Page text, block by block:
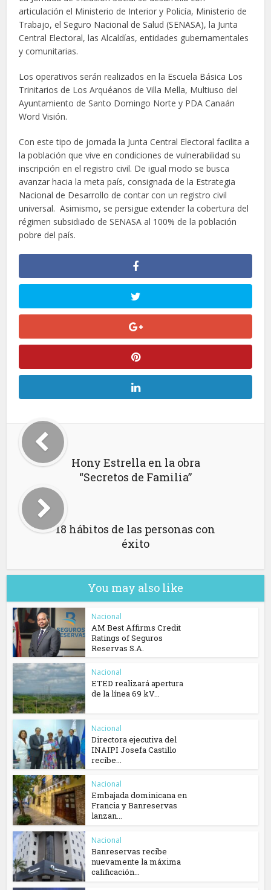
articulaciónel Ministerio de Interior y Policía, Ministerio de
Trabajo, el Seguro Nacional de Salud (SENASA), la Junta
Central Electoral, las Alcaldías, entidades gubernamentales
y comunitarias.
Los operativos serán realizados en la Escuela Básica Los
Trinitarios de Los Arquéanos de Villa Mella, Multiuso del
Ayuntamiento de Santo Domingo Norte y PDA Canaán
Word Visión.
Con este tipo de jornada la Junta Central Electoral facilita a
la población que vive en condiciones de vulnerabilidad su
inscripción en el registro civil. De igual modo se busca
avanzar hacia la meta país, consignada de la Estrategia
Nacional de Desarrollo de contar con un registro civil
universal. Asimismo, se persigue extender la cobertura del
régimen subsidiado de SENASA al 100% de la población
pobre del país.
Hony Estrella en la obra
“Secretos de Familia”
18 hábitos de las personas con
éxito
You may also like
Nacional
AM Best Affirms Credit
Ratings of Seguros
Reservas S.A.
Nacional
ETED realizará apertura
de la línea 69 kV...
Nacional
Directora ejecutiva del
INAIPI Josefa Castillo
recibe...
Nacional
Embajada dominicana en
Francia y Banreservas
lanzan...
Nacional
Banreservas recibe
nuevamente la máxima
calificación...